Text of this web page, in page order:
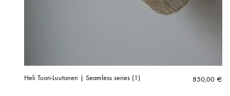
Heli Tuori-Luutonen | Seamless series (1) 850,00 €